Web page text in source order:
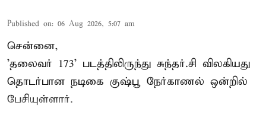
Published on: 06 Aug 2026, 5:07 am
சென்னை,
'தலைவர் 173' படத்திலிருந்து சுந்தர்.சி விலகியது
தொடர்பான நடிகை குஷ்பூ நேர்காணல் ஒன்றில்
பேசியுள்ளார்.